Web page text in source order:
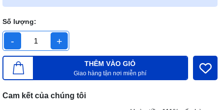
Số lượng:
- +
THÊM VÀO GIỎ
Giao hàng tận nơi miễn phí
Cam kết của chúng tôi